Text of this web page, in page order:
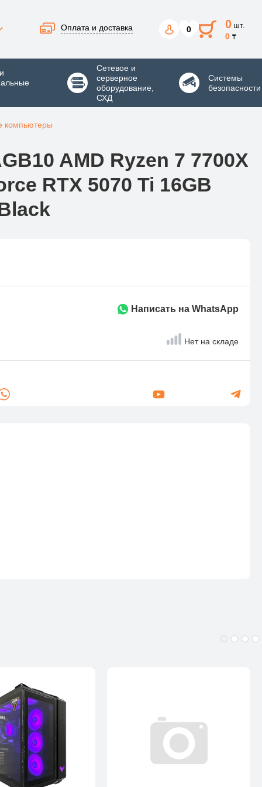
Оплата и доставка 0 0 шт.
0 ₸
Сетевое и
серверное
оборудование,
СХД
Системы
безопасности
компьютеры
AMD Ryzen 7 7700X
RTX 5070 Ti 16GB
Написать на WhatsApp
Нет на складе